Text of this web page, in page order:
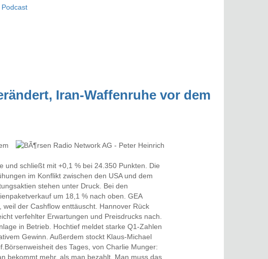
Iran-Waffenruhe vor dem
und schließt mit +0,1 % bei 24.350 Punkten. Die
im Konflikt zwischen den USA und dem
stehen unter Druck. Bei den
um 18,1 % nach oben. GEA
der Cashflow enttäuscht. Hannover Rück
verfehlter Erwartungen und Preisdrucks nach.
in Betrieb. Hochtief meldet starke Q1-Zahlen
Gewinn. Außerdem stockt Klaus-Michael
des Tages, von Charlie Munger:
bekommt mehr, als man bezahlt. Man muss das